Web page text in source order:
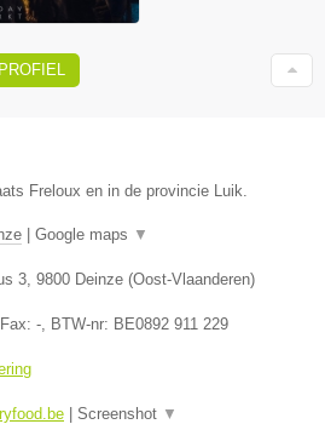
Freloux en in de provincie Luik.
Google maps ▼
3, 9800 Deinze (Oost-Vlaanderen)
-, BTW-nr: BE0892 911 229
Screenshot ▼